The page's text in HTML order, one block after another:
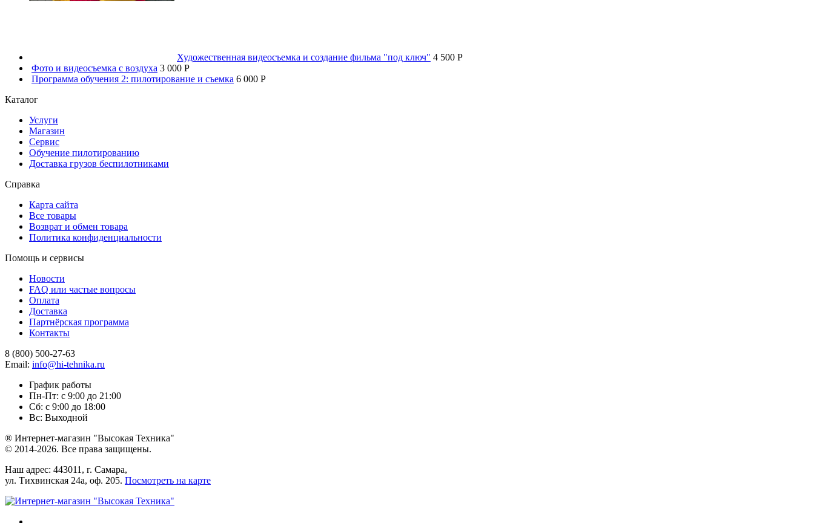
Художественная видеосъемка и создание фильма "под ключ" 4 500 P
Фото и видеосъемка с воздуха 3 000 P
Программа обучения 2: пилотирование и съемка 6 000 P
Каталог
Услуги
Магазин
Сервис
Обучение пилотированию
Доставка грузов беспилотниками
Справка
Карта сайта
Все товары
Возврат и обмен товара
Политика конфиденциальности
Помощь и сервисы
Новости
FAQ или частые вопросы
Оплата
Доставка
Партнёрская программа
Контакты
8 (800) 500-27-63
Email: info@hi-tehnika.ru
График работы
Пн-Пт: с 9:00 до 21:00
Сб: с 9:00 до 18:00
Вс: Выходной
® Интернет-магазин "Высокая Техника"
© 2014-2026. Все права защищены.
Наш адрес: 443011, г. Самара,
ул. Тихвинская 24а, оф. 205. Посмотреть на карте